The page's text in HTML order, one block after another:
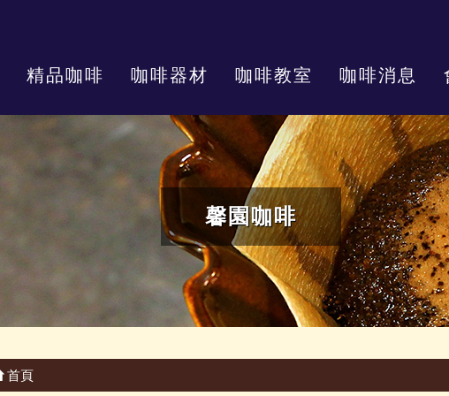
精品咖啡 咖啡器材 咖啡教室 咖啡消息
馨園咖啡
首頁